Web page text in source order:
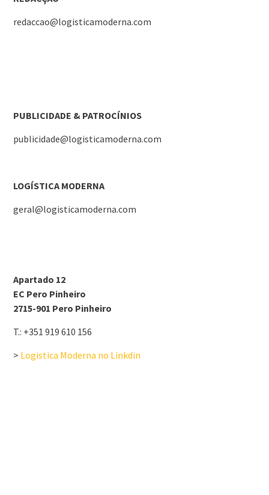
redaccao@logisticamoderna.com
PUBLICIDADE & PATROCÍNIOS
publicidade@logisticamoderna.com
LOGÍSTICA MODERNA
geral@logisticamoderna.com
Apartado 12
EC Pero Pinheiro
2715-901 Pero Pinheiro
T.: +351 919 610 156
> Logistica Moderna no Linkdin